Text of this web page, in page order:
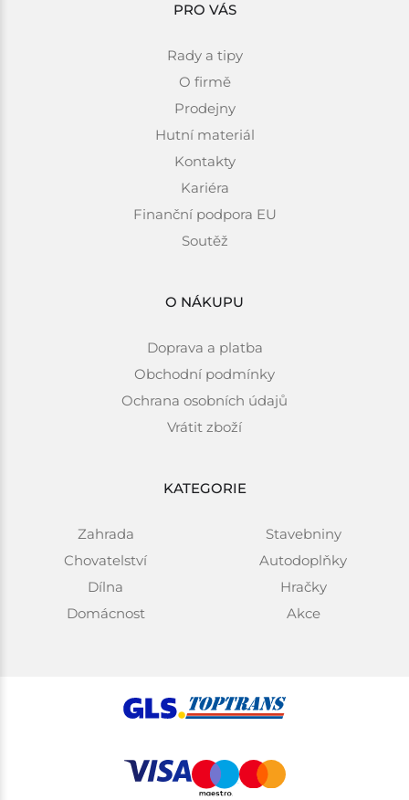
PRO VÁS
Rady a tipy
O firmě
Prodejny
Hutní materiál
Kontakty
Kariéra
Finanční podpora EU
Soutěž
O NÁKUPU
Doprava a platba
Obchodní podmínky
Ochrana osobních údajů
Vrátit zboží
KATEGORIE
Zahrada
Chovatelství
Dílna
Domácnost
Stavebniny
Autodoplňky
Hračky
Akce